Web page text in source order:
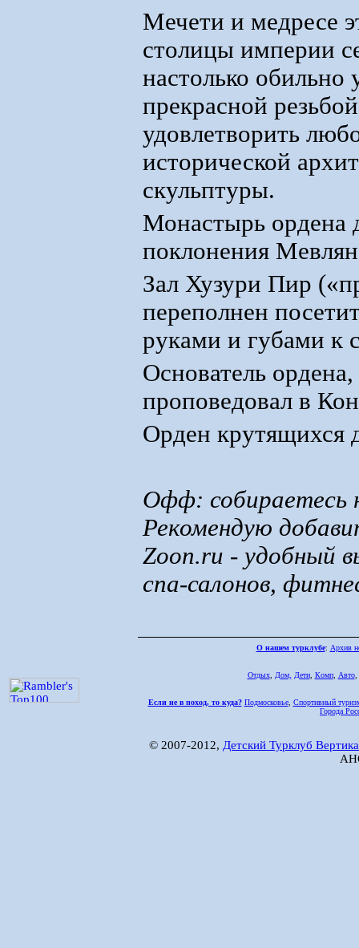
Мечети и медресе
столицы империи
настолько
прекрасной
удовлетворить
исторической
скульптуры.
Монастырь ордена
поклонения
Зал Хузури Пир
переполнен
руками и губами к
Основатель
проповедовал в
Орден крутящихся
Офф: собираетесь
Рекомендую
Zoon.ru - удобный
спа-салонов,
О нашем турклубе: Архив
Отдых, Дом, Дети, Комп, Авто,
Если не в поход, то куда? Подмосковье, Спортивный
Города
© 2007-2012, Детский Турклуб